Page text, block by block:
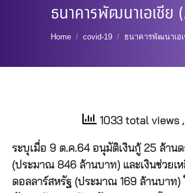
ธนาคารพัฒนาเอเชีย
You are here:
Home covid-19 ธนาคารพัฒนาเอ
1033 total views
ระบุเมื่อ 9 ต.ค.64 อนุมัติเงินกู้ 25 ล้าน
(ประมาณ 846 ล้านบาท) และเงินช่วยเ
ดอลลาร์สหรัฐ (ประมาณ 169 ล้านบาท)